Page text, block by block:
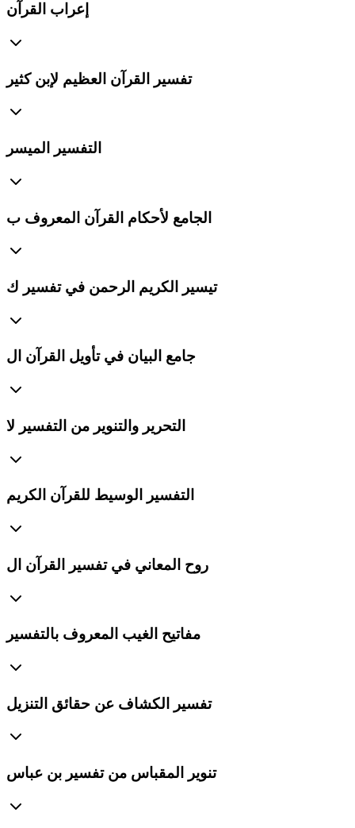
إعراب القرآن
تفسير القرآن العظيم لإبن كثير
التفسير الميسر
الجامع لأحكام القرآن المعروف ب
تيسير الكريم الرحمن في تفسير ك
جامع البيان في تأويل القرآن ال
التحرير والتنوير من التفسير لا
التفسير الوسيط للقرآن الكريم
روح المعاني في تفسير القرآن ال
مفاتيح الغيب المعروف بالتفسير
تفسير الكشاف عن حقائق التنزيل
تنوير المقباس من تفسير بن عباس